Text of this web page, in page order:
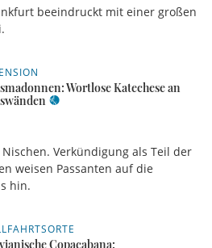
beeindruckt mit einer großen
Wortlose Katechese an
Verkündigung als Teil der
weisen Passanten auf die
hin.
Copacabana: